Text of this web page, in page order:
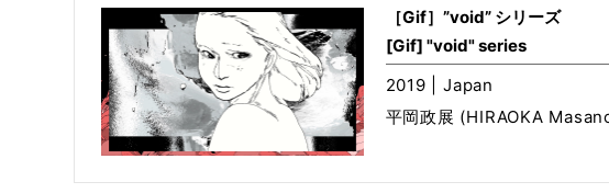
［Gif］”void” シリーズ
[Gif] "void" series
2019 | Japan
平岡政展 (HIRAOKA